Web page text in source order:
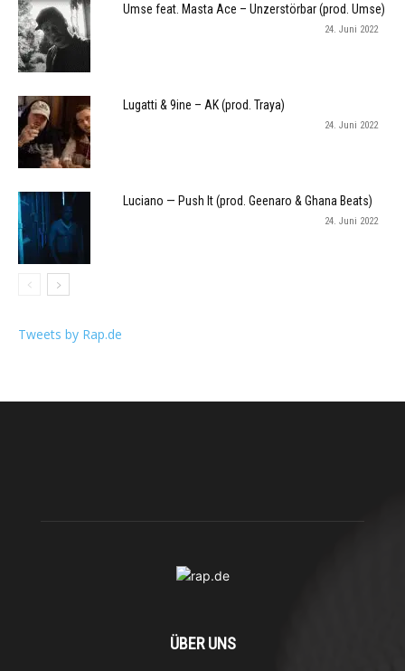
Umse feat. Masta Ace – Unzerstörbar (prod. Umse)
24. Juni 2022
Lugatti & 9ine – AK (prod. Traya)
24. Juni 2022
Luciano — Push It (prod. Geenaro & Ghana Beats)
24. Juni 2022
Tweets by Rap.de
ÜBER UNS